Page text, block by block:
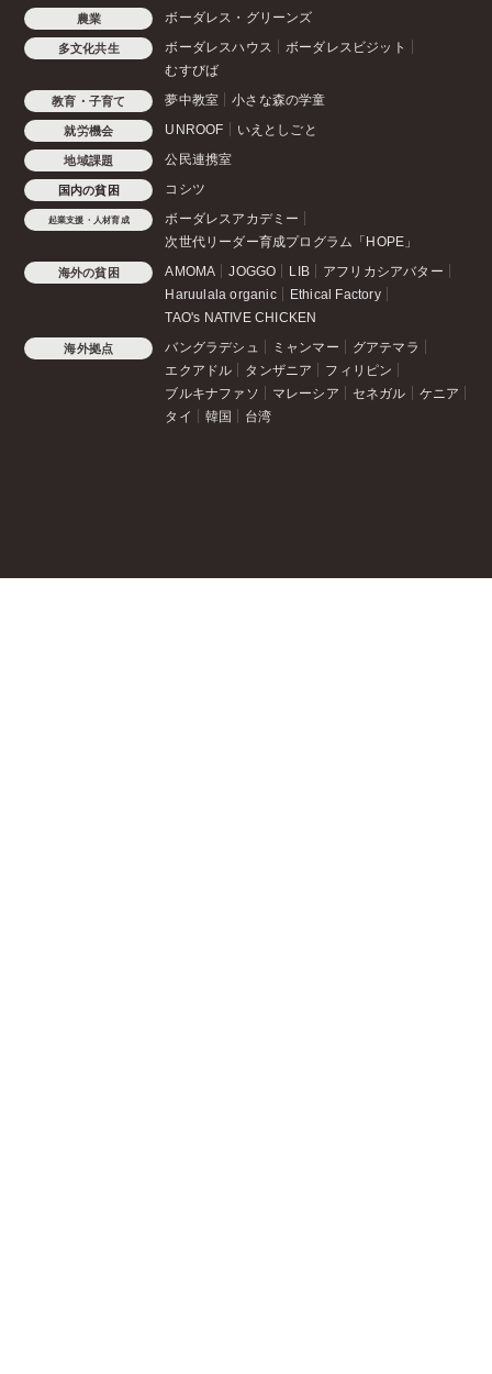
農業 ボーダレス・グリーンズ
多文化共生 ボーダレスハウス
ボーダレスビジット
むすびば
教育・子育て 夢中教室 小さな森の学童
就労機会 UNROOF いえとしごと
地域課題 公民連携室
国内の貧困 コシツ
起業支援・人材育成
ボーダレスアカデミー
次世代リーダー育成プログラム「HOPE」
海外の貧困 AMOMA JOGGO LIB
アフリカシアバター
Haruulala organic
Ethical Factory
TAO's NATIVE CHICKEN
海外拠点 バングラデシュ ミャンマー
グアテマラ
エクアドル
タンザニア
フィリピン
ブルキナファソ
マレーシア セネガル
ケニア
タイ
韓国 台湾